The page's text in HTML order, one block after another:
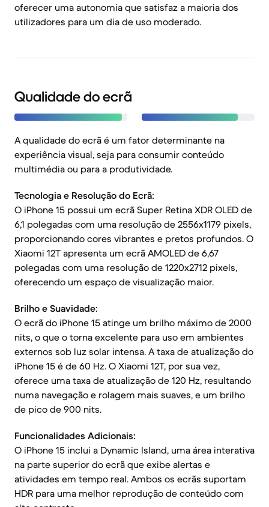
oferecer uma autonomia que satisfaz a maioria dos
utilizadores para um dia de uso moderado.
Qualidade do ecrã
A qualidade do ecrã é um fator determinante na
experiência visual, seja para consumir conteúdo
multimédia ou para a produtividade.
Tecnologia e Resolução do Ecrã:
O iPhone 15 possui um ecrã Super Retina XDR OLED de
6,1 polegadas com uma resolução de 2556x1179 pixels,
proporcionando cores vibrantes e pretos profundos. O
Xiaomi 12T apresenta um ecrã AMOLED de 6,67
polegadas com uma resolução de 1220x2712 pixels,
oferecendo um espaço de visualização maior.
Brilho e Suavidade:
O ecrã do iPhone 15 atinge um brilho máximo de 2000
nits, o que o torna excelente para uso em ambientes
externos sob luz solar intensa. A taxa de atualização do
iPhone 15 é de 60 Hz. O Xiaomi 12T, por sua vez,
oferece uma taxa de atualização de 120 Hz, resultando
numa navegação e rolagem mais suaves, e um brilho
de pico de 900 nits.
Funcionalidades Adicionais:
O iPhone 15 inclui a Dynamic Island, uma área interativa
na parte superior do ecrã que exibe alertas e
atividades em tempo real. Ambos os ecrãs suportam
HDR para uma melhor reprodução de conteúdo com